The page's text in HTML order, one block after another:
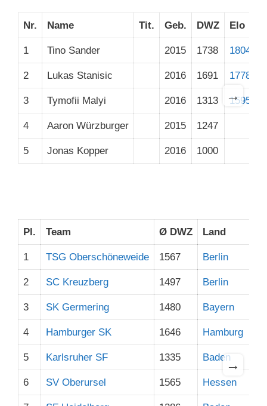
Nr. Name Tit. Geb. DWZ Elo
1 Tino Sander 2015 1738 1804
2 Lukas Stanisic 2016 1691 1778
3 Tymofii Malyi 2016 1313 1595
4 Aaron Würzburger 2015 1247
5 Jonas Kopper 2016 1000
→
Pl. Team Ø DWZ Land
1 TSG Oberschöneweide 1567 Berlin
2 SC Kreuzberg 1497 Berlin
3 SK Germering 1480 Bayern
4 Hamburger SK 1646 Hamburg
5 Karlsruher SF 1335 Baden
6 SV Oberursel 1565 Hessen
→